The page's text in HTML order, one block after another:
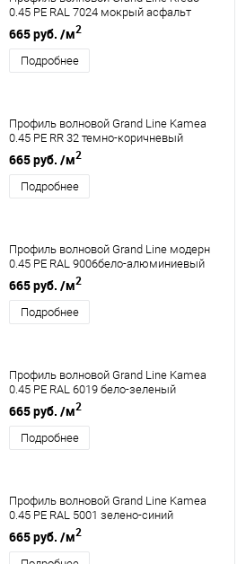
0.45 PE RAL 7024 мокрый асфальт
665 руб. /м2
Подробнее
Профиль волновой Grand Line Kamea
0.45 PE RR 32 темно-коричневый
665 руб. /м2
Подробнее
Профиль волновой Grand Line модерн
0.45 PE RAL 9006бело-алюминиевый
665 руб. /м2
Подробнее
Профиль волновой Grand Line Kamea
0.45 PE RAL 6019 бело-зеленый
665 руб. /м2
Подробнее
Профиль волновой Grand Line Kamea
0.45 PE RAL 5001 зелено-синий
665 руб. /м2